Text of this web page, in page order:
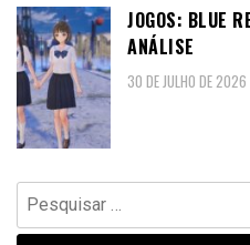
JOGOS: BLUE
ANÁLISE
30 DE JULHO DE 2026
Pesquisar
por: